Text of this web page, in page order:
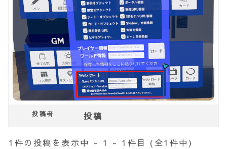
投稿者 投稿
1件の投稿を表示中 - 1 - 1件目 (全1件中)